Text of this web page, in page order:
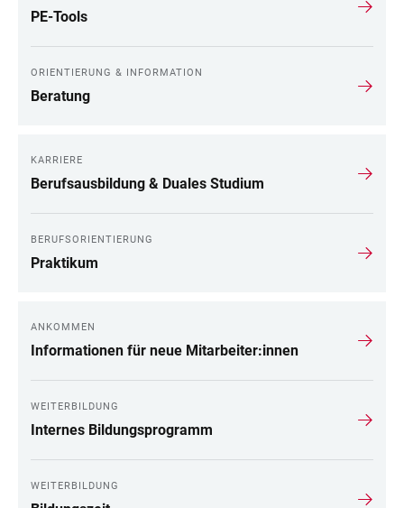
PE-Tools
ORIENTIERUNG & INFORMATION
Beratung
KARRIERE
Berufsausbildung & Duales Studium
BERUFSORIENTIERUNG
Praktikum
ANKOMMEN
Informationen für neue Mitarbeiter:innen
WEITERBILDUNG
Internes Bildungsprogramm
WEITERBILDUNG